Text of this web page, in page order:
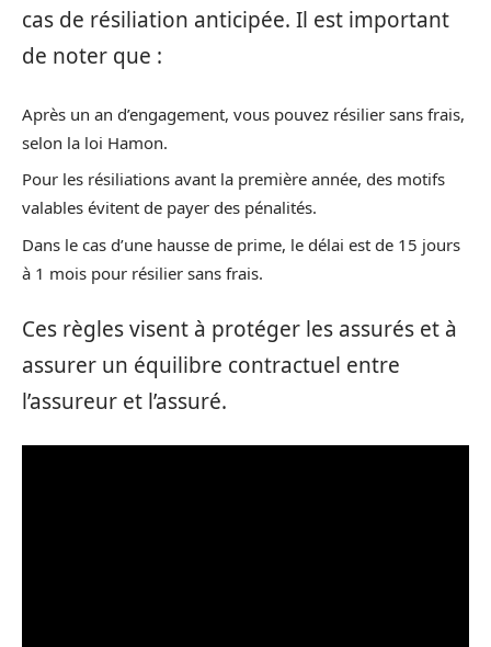
cas de résiliation anticipée. Il est important
de noter que :
Après un an d’engagement, vous pouvez résilier sans frais,
selon la loi Hamon.
Pour les résiliations avant la première année, des motifs
valables évitent de payer des pénalités.
Dans le cas d’une hausse de prime, le délai est de 15 jours
à 1 mois pour résilier sans frais.
Ces règles visent à protéger les assurés et à
assurer un équilibre contractuel entre
l’assureur et l’assuré.